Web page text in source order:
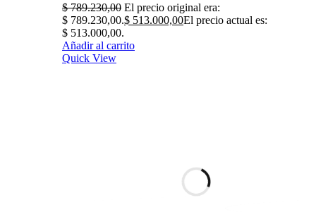
$789.230,00 El precio original era:
$ 789.230,00.$ 513.000,00El precio actual es:
$ 513.000,00.
Añadir al carrito
Quick View